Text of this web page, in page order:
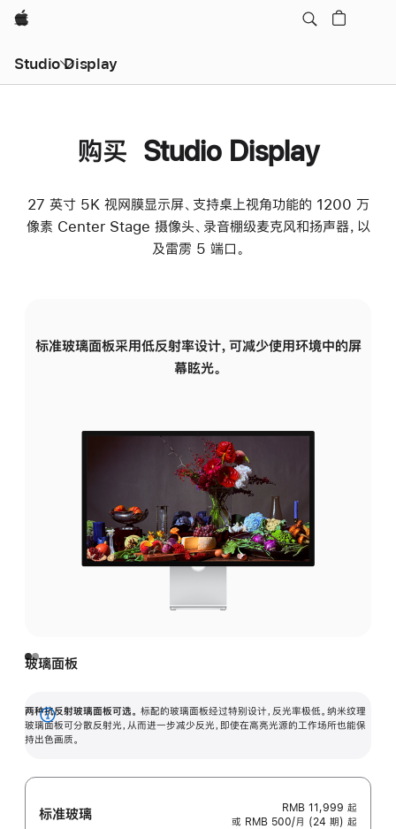
Apple
Studio Display
购买 Studio Display
27 英寸 5K 视网膜显示屏、支持桌上视角功能的 1200 万
像素 Center Stage 摄像头、录音棚级麦克风和扬声器，以
及雷雳 5 端口。
标准玻璃面板采用低反射率设计，可减少使用环境中的屏
幕眩光。
玻璃面板
两种抗反射玻璃面板可选。 标配的玻璃面板经过特别设计，反光率极低。纳米纹理
玻璃面板可分散反射光，从而进一步减少反光，即使在高亮光源的工作场所也能保
持出色画质。
展
开
标准玻璃 RMB 11,999 起
或 RMB 500/月 (24 期) 起